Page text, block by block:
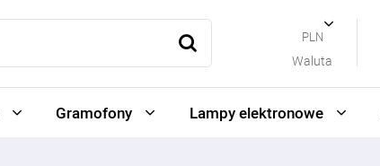
Waluta
PLN
Gramofony Lampy elektronowe